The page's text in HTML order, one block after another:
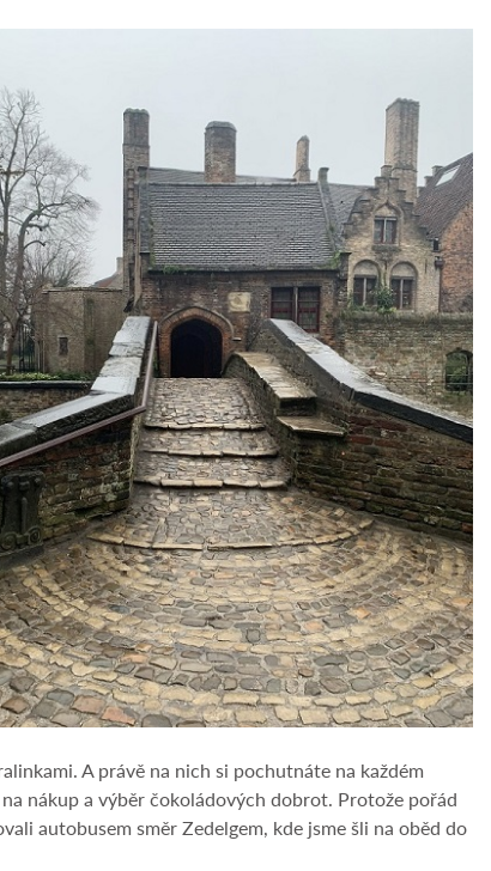
A právě na nich si pochutnáte na každém
nákup a výběr čokoládových dobrot. Protože pořád
autobusem směr Zedelgem, kde jsme šli na oběd do